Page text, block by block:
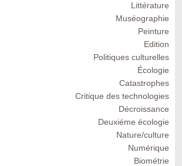
Littérature
Muséographie
Peinture
Edition
Politiques culturelles
Écologie
Catastrophes
Critique des technologies
Décroissance
Deuxiéme écologie
Nature/culture
Numérique
Biométrie